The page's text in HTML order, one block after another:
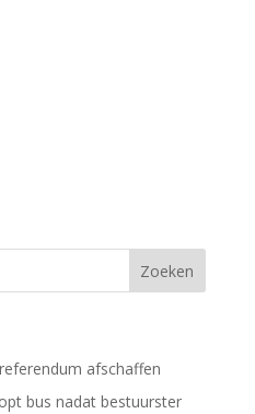
afschaffen
bus nadat bestuurster